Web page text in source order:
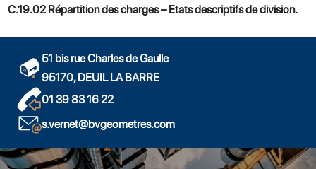
C.19.02 Répartition des charges – Etats descriptifs de division.
51 bis rue Charles de Gaulle
95170, DEUIL LA BARRE
01 39 83 16 22
s.vernet@bvgeometres.com